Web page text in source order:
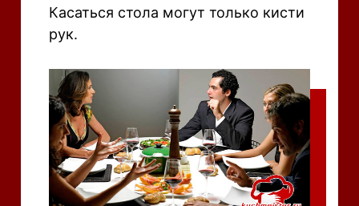
Касаться стола могут только кисти
рук.